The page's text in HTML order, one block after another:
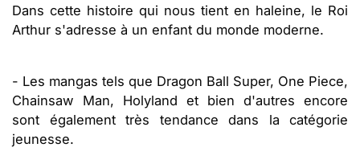
Dans cette histoire qui nous tient en haleine, le Roi
Arthur s'adresse à un enfant du monde moderne.
- Les mangas tels que Dragon Ball Super, One Piece,
Chainsaw Man, Holyland et bien d'autres encore
sont également très tendance dans la catégorie
jeunesse.